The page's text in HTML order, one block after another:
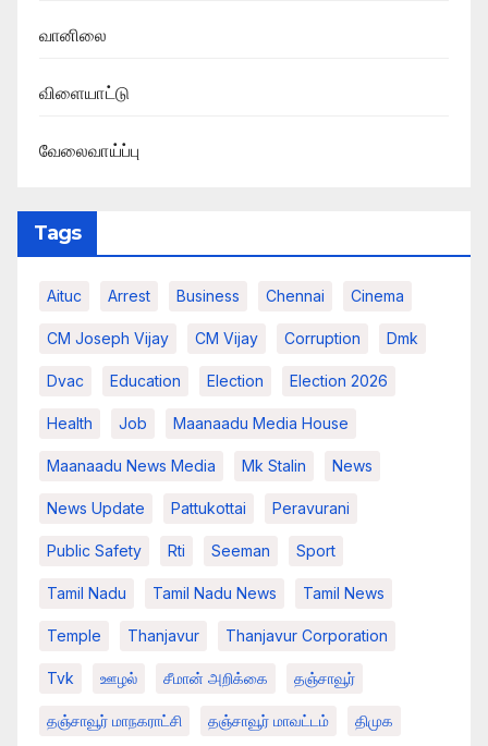
வானிலை
விளையாட்டு
வேலைவாய்ப்பு
Tags
Aituc Arrest Business Chennai Cinema
CM Joseph Vijay CM Vijay Corruption Dmk
Dvac Education Election Election 2026
Health Job Maanaadu Media House
Maanaadu News Media Mk Stalin News
News Update Pattukottai Peravurani
Public Safety Rti Seeman Sport
Tamil Nadu Tamil Nadu News Tamil News
Temple Thanjavur Thanjavur Corporation
Tvk ஊழல் சீமான் அறிக்கை தஞ்சாவூர்
தஞ்சாவூர் மாநகராட்சி தஞ்சாவூர் மாவட்டம் திமுக